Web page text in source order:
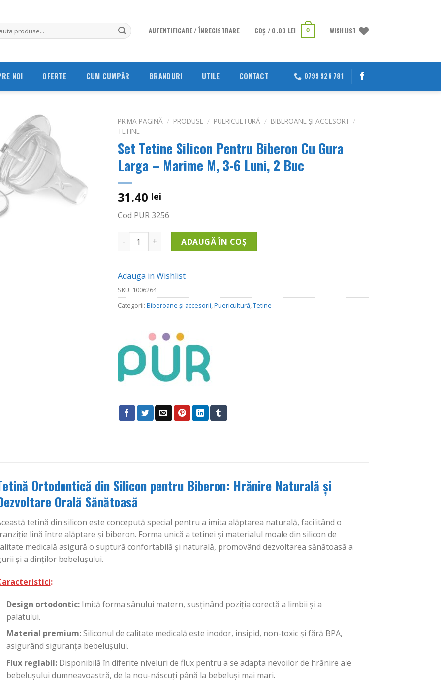
AUTENTIFICARE / ÎNREGISTRARE COȘ / 0.00 LEI 0 WISHLIST
NOI OFERTE CUM CUMPĂR BRANDURI UTILE CONTACT 0799 926 781
PRIMA PAGINĂ / PRODUSE / PUERICULTURĂ / BIBEROANE ȘI ACCESORII /
TETINE
Set Tetine Silicon Pentru Biberon Cu Gura
Larga – Marime M, 3-6 Luni, 2 Buc
31.40 lei
Cod PUR 3256
Cantitate Set Tetine Silicon Pentru Biberon Cu Gura Larga - Marime M, 3-6 Luni, 2 Buc
ADAUGĂ ÎN COȘ
Adauga in Wishlist
SKU: 1006264
Categorii: Biberoane și accesorii Puericultură Tetine
Ortodontică din Silicon pentru Biberon: Hrănire Naturală și
Orală Sănătoasă
tetină din silicon este concepută special pentru a imita alăptarea naturală, facilitând o
lină între alăptare și biberon. Forma unică a tetinei și materialul moale din silicon de
medicală asigură o suptură confortabilă și naturală, promovând dezvoltarea sănătoasă a
și a dinților bebelușului.
:
Design ortodontic: Imită forma sânului matern, susținând poziția corectă a limbii și a
palatului.
Material premium:Siliconul de calitate medicală este inodor, insipid, non-toxic și fără BPA,
asigurând siguranța bebelușului.
Flux reglabil: Disponibilă în diferite niveluri de flux pentru a se adapta nevoilor de hrănire ale
bebelușului dumneavoastră, de la nou-născuți până la bebeluși mai mari.